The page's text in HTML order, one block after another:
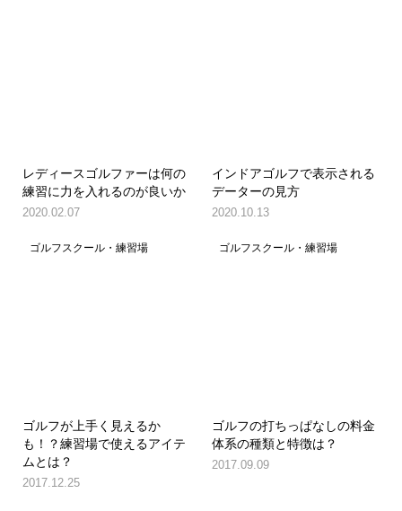
レディースゴルファーは何の
練習に力を入れるのが良いか
2020.02.07
インドアゴルフで表示される
データーの見方
2020.10.13
ゴルフスクール・練習場
ゴルフが上手く見えるか
も！？練習場で使えるアイテ
ムとは？
2017.12.25
ゴルフスクール・練習場
ゴルフの打ちっぱなしの料金
体系の種類と特徴は？
2017.09.09